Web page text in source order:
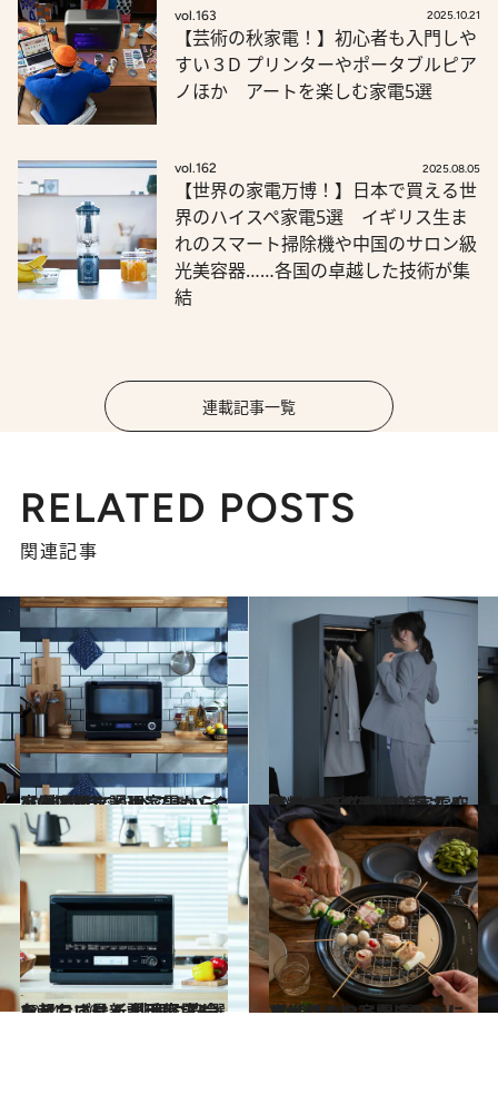
vol.163 2025.10.21
【芸術の秋家電！】初心者も入門しや
すい３D プリンターやポータブルピア
ノほか アートを楽しむ家電5選
vol.162 2025.08.05
【世界の家電万博！】日本で買える世
界のハイスペ家電5選 イギリス生ま
れのスマート掃除機や中国のサロン級
光美容器……各国の卓越した技術が集
結
連載記事一覧
RELATED POSTS
関連記事
2026.1.17
【まとめ】調理家電からAV機器まで♪ ベストバイ家電図鑑まとめ
ライフスタイル 2024.3.6
花粉症で悩む人必見！ 空気も衣類も清潔にしてくれる 最新花粉対策家電4選
ライフスタイル
2024.1.30
おうちごはんが手軽にもっとおいしく 料理に革命を起こす最新調理家電5選
ライフスタイル 2023.12.12
お世話になったあの人に喜ばれること間違いなし プレゼント家電5選
ライフスタイル